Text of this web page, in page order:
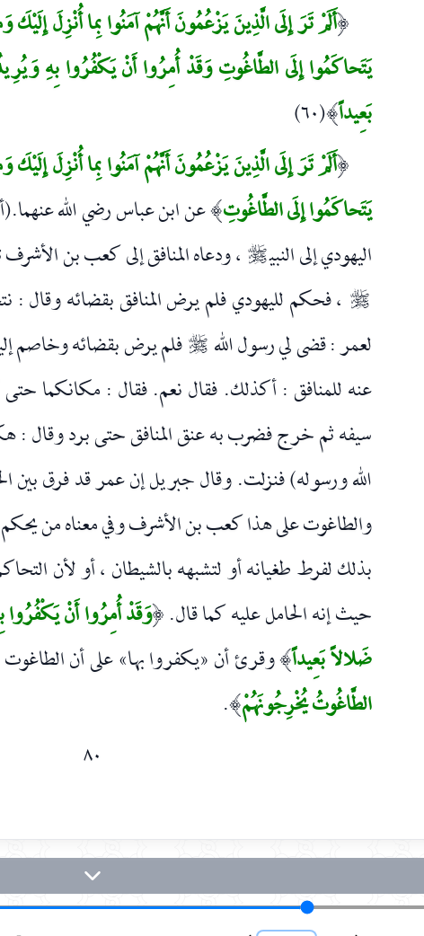
(أَلَمْ تَرَ إِلَى الَّذِينَ يَزْعُمُونَ أَنَّهُمْ آمَنُوا بِما أُنْزِلَ
يَتَحاكَمُوا إِلَى الطَّاغُوتِ وَقَدْ أُمِرُوا أَنْ يَكْفُرُوا بِهِ
بَعِيداً)(٦٠)
(أَلَمْ تَرَ إِلَى الَّذِينَ يَزْعُمُونَ أَنَّهُمْ آمَنُوا بِما أُنْزِلَ
يَتَحاكَمُوا إِلَى الطَّاغُوتِ)عن ابن عباس رضي الله
اليهودي إلى النبيصلى‌الله‌عليه‌وسلم ، ودعاه المنافق إلى كعب بن الأشرف
صلى‌الله‌عليه‌وسلم ، فحكم لليهودي فلم يرض المنافق بقضائه وقال :
لعمر : قضى لي رسول الله صلى‌الله‌عليه‌وسلم فلم يرض بقضائه وخاصم
عنه للمنافق : أكذلك. فقال نعم. فقال : مكانكما
سيفه ثم خرج فضرب به عنق المنافق حتى برد وقال :
الله ورسوله) فنزلت. وقال جبريل إن عمر قد فرق بين
والطاغوت على هذا كعب بن الأشرف وفي معناه من
بذلك لفرط طغيانه أو لتشبهه بالشيطان ، أو لأن
حيث إنه الحامل عليه كما قال. (وَقَدْ أُمِرُوا أَنْ
ضَلالاً بَعِيداً)وقرئ أن «يكفروا بها» على أن
الطَّاغُوتُ يُخْرِجُونَهُمْ)
.
٨٠